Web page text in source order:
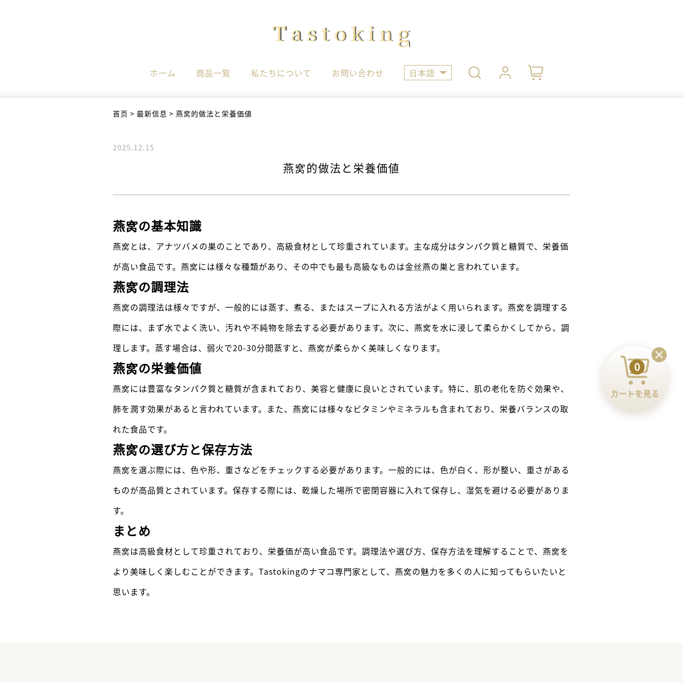
ホ一ム 商品一覧 私たちについて お問い合わせ 日本語
首页 > 最新信息 > 燕窝的做法と栄養価値
2025.12.15
燕窝的做法と栄養価値
燕窝の基本知識
燕窝とは、アナツバメの巣のことであり、高級食材として珍重されています。主な成分はタンパク質と糖質で、栄養価
が高い食品です。燕窝には様々な種類があり、その中でも最も高級なものは金丝燕の巣と言われています。
燕窝の調理法
燕窝の調理法は様々ですが、一般的には蒸す、煮る、またはスープに入れる方法がよく用いられます。燕窝を調理する
際には、まず水でよく洗い、汚れや不純物を除去する必要があります。次に、燕窝を水に浸して柔らかくしてから、調
理します。蒸す場合は、弱火で20-30分間蒸すと、燕窝が柔らかく美味しくなります。
燕窝の栄養価値
燕窝には豊富なタンパク質と糖質が含まれており、美容と健康に良いとされています。特に、肌の老化を防ぐ効果や、
肺を潤す効果があると言われています。また、燕窝には様々なビタミンやミネラルも含まれており、栄養バランスの取
れた食品です。
燕窝の選び方と保存方法
燕窝を選ぶ際には、色や形、重さなどをチェックする必要があります。一般的には、色が白く、形が整い、重さがある
ものが高品質とされています。保存する際には、乾燥した場所で密閉容器に入れて保存し、湿気を避ける必要がありま
す。
まとめ
燕窝は高級食材として珍重されており、栄養価が高い食品です。調理法や選び方、保存方法を理解することで、燕窝を
より美味しく楽しむことができます。Tastokingのナマコ専門家として、燕窝の魅力を多くの人に知ってもらいたいと
思います。
0
カートを見る